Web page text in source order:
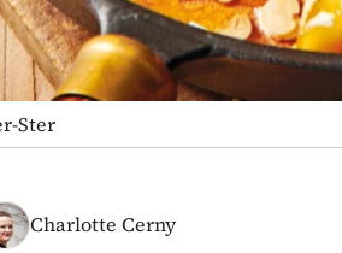
Ster
Charlotte Cerny